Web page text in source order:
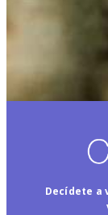
Decídete a